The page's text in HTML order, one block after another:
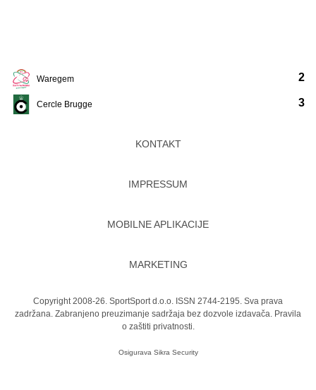
Waregem
Cercle Brugge
2
3
KONTAKT
IMPRESSUM
MOBILNE APLIKACIJE
MARKETING
Copyright 2008-26. SportSport d.o.o. ISSN 2744-2195. Sva prava
zadržana. Zabranjeno preuzimanje sadržaja bez dozvole izdavača. Pravila
o zaštiti privatnosti.
Osigurava Sikra Security